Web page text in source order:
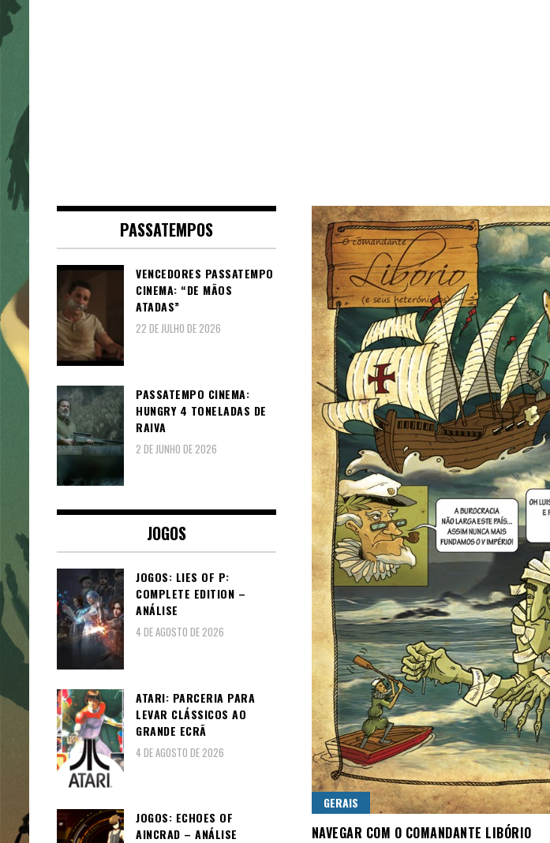
GERAIS
NAVEGAR COM O COMANDANTE LIBÓRIO
PASSATEMPOS
VENCEDORES PASSATEMPO
CINEMA: “DE MÃOS
ATADAS”
22 DE JULHO DE 2026
PASSATEMPO CINEMA:
HUNGRY 4 TONELADAS DE
RAIVA
2 DE JUNHO DE 2026
JOGOS
JOGOS: LIES OF P:
COMPLETE EDITION –
ANÁLISE
4 DE AGOSTO DE 2026
ATARI: PARCERIA PARA
LEVAR CLÁSSICOS AO
GRANDE ECRÃ
4 DE AGOSTO DE 2026
JOGOS: ECHOES OF
AINCRAD – ANÁLISE